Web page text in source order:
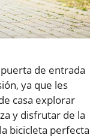
de entrada
ya que les
casa explorar
y disfrutar de la
bicicleta perfecta